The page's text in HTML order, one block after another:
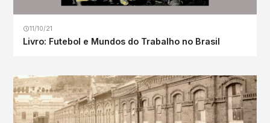
11/10/21
Livro: Futebol e Mundos do Trabalho no Brasil